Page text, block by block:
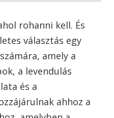
rohanni kell. És
választás egy
amely a
a levendulás
és a
ahhoz a